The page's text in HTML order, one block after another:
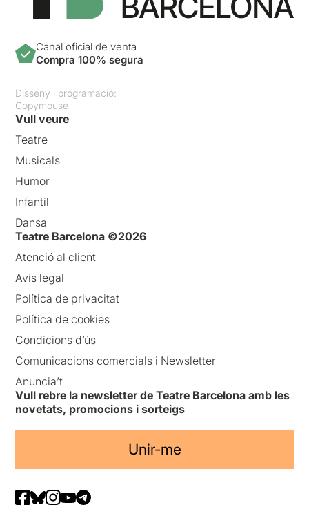
Canal oficial de venta
Compra 100% segura
Disseny i programació:
Copymouse
Vull veure
Teatre
Musicals
Humor
Infantil
Dansa
Teatre Barcelona ©2026
Atenció al client
Avís legal
Política de privacitat
Política de cookies
Condicions d’ús
Comunicacions comercials i Newsletter
Anuncia’t
Vull rebre la newsletter de Teatre Barcelona amb les
novetats, promocions i sorteigs
Unir-me